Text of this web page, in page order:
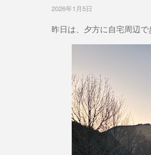
2026年1月5日
昨日は、夕方に自宅周辺で